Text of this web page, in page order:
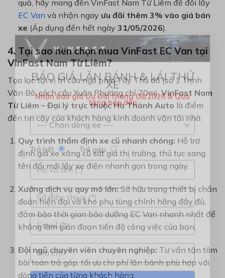
BÁO GIÁ LĂN BÁNH & LÁI THỬ
XE
Nhận báo giá Ưu Đãi tháng 08/2026 & Quà
tặng hấp dẫn
Trả hết Trả góp
×
quả, hãy mang đến VinFast Nam Từ Liêm để đổi lấy
EC Van và nhận ngay ưu đãi thêm 3% vào giá bán
xe (Áp dụng đến hết ngày 31/05/2026).
4. Tại sao nên chọn mua VinFast EC Van tại
VinFast Nam Từ Liêm?
Tọa lạc tại vị trí cửa ngõ phía Tây Thủ đô (số 1 Trịnh
Văn Bô, cách cầu Xuân Phương chỉ 70m),VinFast Nam
Từ Liêm – Đại lý trực thuộc Hà Thành Auto là điểm
đến tin cậy của khách hàng kinh doanh vận tải nhờ:
Quy trình thẩm định xe cũ nhanh chóng: Hỗ trợ
định giá xe xăng cũ sát giá thị trường, thủ tục sang
tên đổi mới lấy xe điện nhanh gọn trong ngày.
Xưởng dịch vụ quy mô lớn:Sở hữu trang thiết bị chẩn
đoán hiện đại và kho phụ tùng chính hãng đầy đủ,
đảm bảo thời gian bảo dưỡng EC Van nhanh nhất để
không làm gián đoạn tiến độ công việc của bạn.
Đội ngũ chuyên viên chuyên nghiệp: Tư vấn tận tâm
bài toán trả góp, tối ưu chi phí lăn bánh phù hợp với
dòng tiền của từng khách hàng.